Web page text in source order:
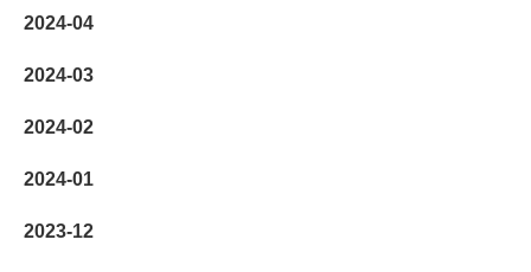
2024-04
2024-03
2024-02
2024-01
2023-12